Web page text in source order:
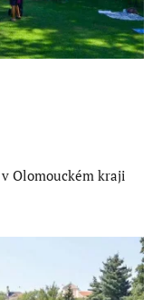
Olomouckém kraji